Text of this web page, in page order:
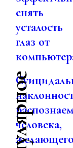
снять
усталость
глаз от
человека,